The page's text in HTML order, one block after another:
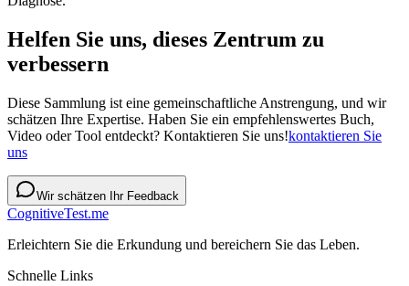
Helfen Sie uns, dieses Zentrum zu
verbessern
Diese Sammlung ist eine gemeinschaftliche Anstrengung, und wir
schätzen Ihre Expertise. Haben Sie ein empfehlenswertes Buch,
Video oder Tool entdeckt? Kontaktieren Sie uns!kontaktieren Sie
uns
Wir schätzen Ihr Feedback
CognitiveTest.me
Erleichtern Sie die Erkundung und bereichern Sie das Leben.
Schnelle Links